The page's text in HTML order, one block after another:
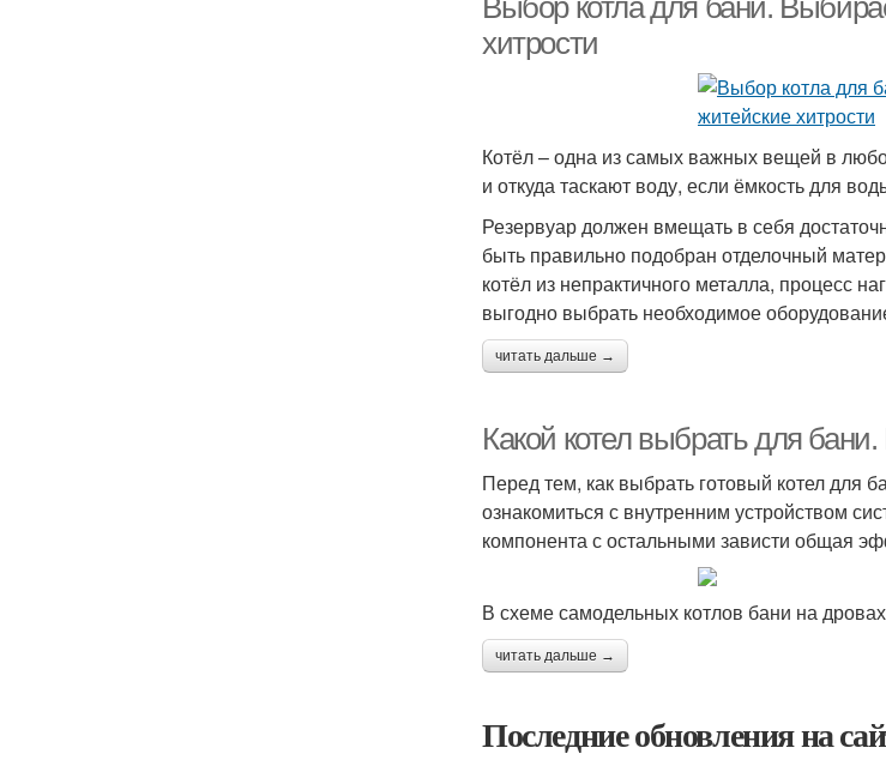
Выбор котла для бани.
хитрости
Котёл – одна из самых важных вещей в
и откуда таскают воду, если ёмкость для
Резервуар должен вмещать в себя
быть правильно подобран отделочный
котёл из непрактичного металла, процесс
выгодно выбрать необходимое
читать дальше →
Какой котел выбрать для бани.
Перед тем, как выбрать готовый котел для
ознакомиться с внутренним устройством
компонента с остальными зависти общая
В схеме самодельных котлов бани на
читать дальше →
Последние обновления на